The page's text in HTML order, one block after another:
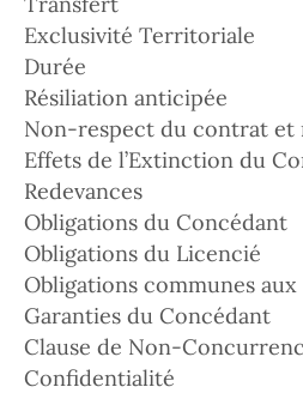
Exclusivité Territoriale
Durée
Résiliation anticipée
Non-respect du contrat et
Effets de l’Extinction du
Redevances
Obligations du Concédant
Obligations du Licencié
Obligations communes aux
Garanties du Concédant
Clause de Non-
Confidentialité